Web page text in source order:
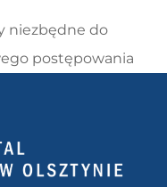
niezbędne do
postępowania